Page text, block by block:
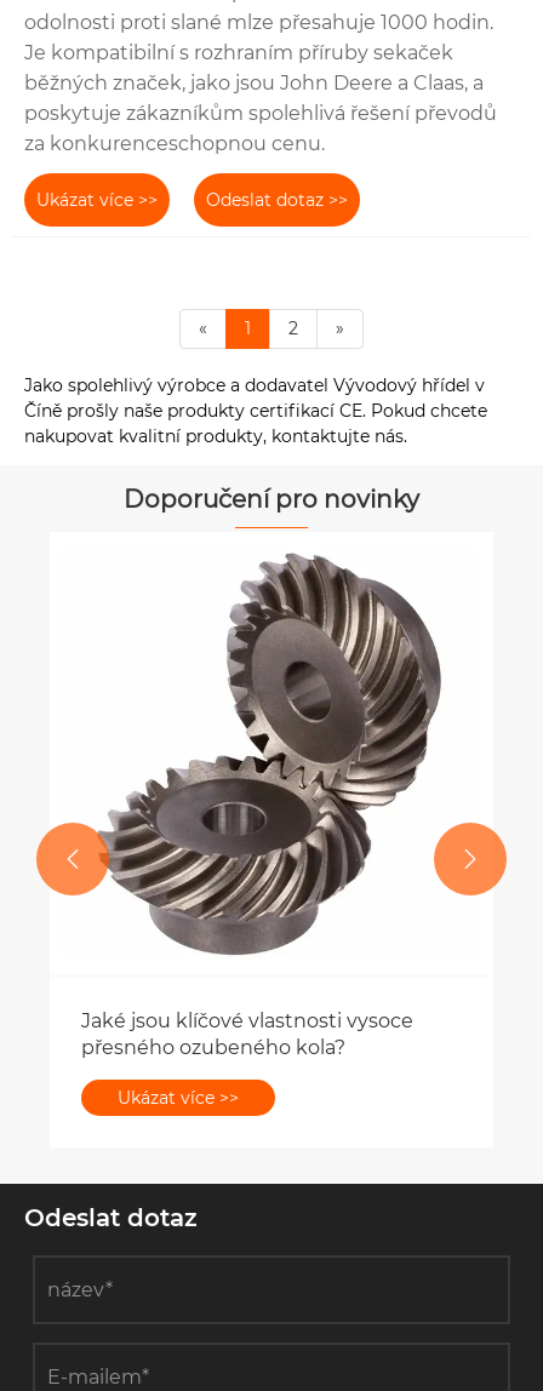
odolnosti proti slané mlze přesahuje 1000 hodin.
Je kompatibilní s rozhraním příruby sekaček
běžných značek, jako jsou John Deere a Claas, a
poskytuje zákazníkům spolehlivá řešení převodů
za konkurenceschopnou cenu.
Ukázat více >> Odeslat dotaz >>
« 1 2 »
Jako spolehlivý výrobce a dodavatel Vývodový hřídel v
Číně prošly naše produkty certifikací CE. Pokud chcete
nakupovat kvalitní produkty, kontaktujte nás.
Doporučení pro novinky
Co jsou spirálová ozubená kola a jak
překonávají ostatní typy ozubených
Ukázat více >>
 
Odeslat dotaz